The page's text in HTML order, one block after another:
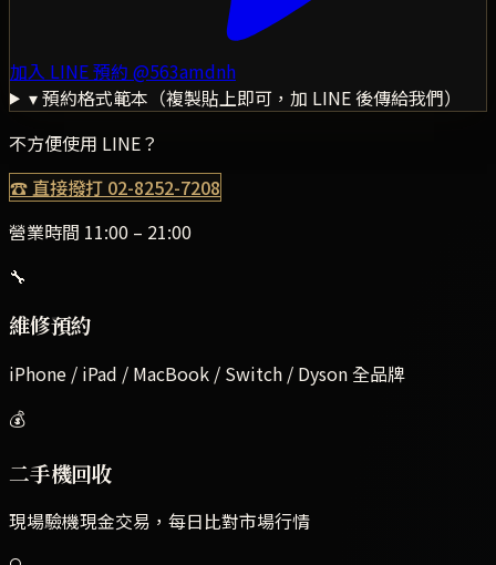
加入 LINE 預約 @563amdnh
▾ 預約格式範本（複製貼上即可，加 LINE 後傳給我們）
不方便使用 LINE？
☎ 直接撥打 02-8252-7208
營業時間 11:00 – 21:00
🔧
維修預約
iPhone / iPad / MacBook / Switch / Dyson 全品牌
💰
二手機回收
現場驗機現金交易，每日比對市場行情